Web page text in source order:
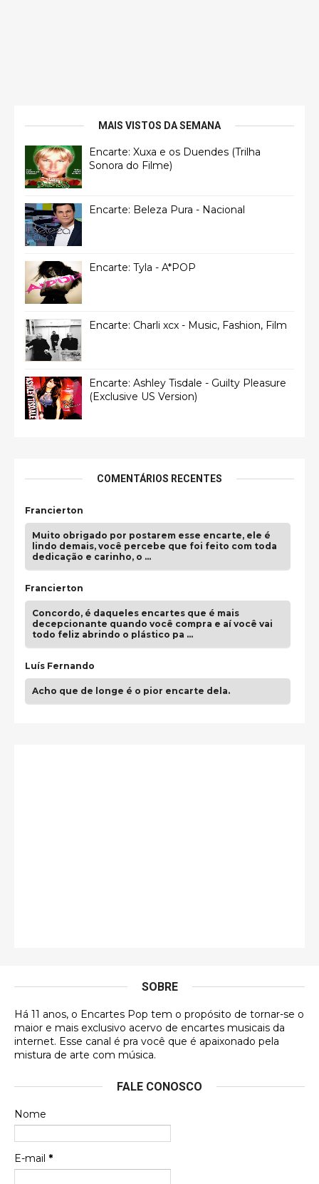
MAIS VISTOS DA SEMANA
Encarte: Xuxa e os Duendes (Trilha
Sonora do Filme)
Encarte: Beleza Pura - Nacional
Encarte: Tyla - A*POP
Encarte: Charli xcx - Music, Fashion, Film
Encarte: Ashley Tisdale - Guilty Pleasure
(Exclusive US Version)
COMENTÁRIOS RECENTES
Francierton
Muito obrigado por postarem esse encarte, ele é
lindo demais, você percebe que foi feito com toda
dedicação e carinho, o …
Francierton
Concordo, é daqueles encartes que é mais
decepcionante quando você compra e aí você vai
todo feliz abrindo o plástico pa …
Luís Fernando
Acho que de longe é o pior encarte dela.
DVD MIDINHO
Francierton
futuras aquisições, e olhando o encarte aqui, me
Francierton
Espero que tenham sentido minha falta, informo
que estou de volta para trazer mais contribuições
SOBRE
Há 11 anos, o Encartes Pop tem o propósito de tornar-se o
maior e mais exclusivo acervo de encartes musicais da
internet. Esse canal é pra você que é apaixonado pela
mistura de arte com música.
FALE CONOSCO
Nome
E-mail *